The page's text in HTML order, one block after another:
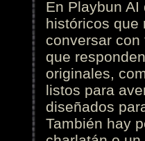
En Playbun
históricos que
conversar
que
originales,
listos para
diseñados
También hay